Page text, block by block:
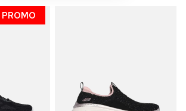
PROMO